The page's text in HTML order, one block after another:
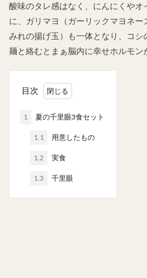
酸味のタレ感はなく、にんにくやオ
に、ガリマヨ（ガーリックマヨネー
みれの揚げ玉）も一体となり、コ
麺と絡むとまぁ脳内に幸せホルモ
目次
1 夏の千里眼3食セット
1.1 用意したもの
1.2 実食
1.3 千里眼